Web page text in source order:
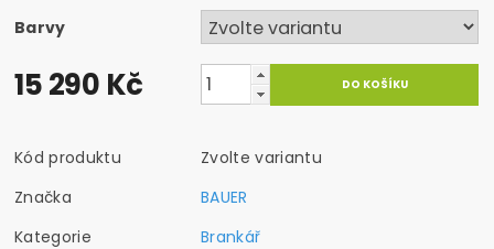
Barvy
15 290 Kč
Kód produktu
Zvolte variantu
Značka
BAUER
Kategorie
Brankář